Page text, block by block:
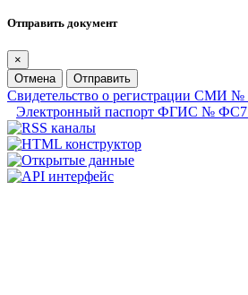
Отправить документ
×
Отмена
Отправить
Свидетельство о регистрации СМИ
Электронный паспорт ФГИС №